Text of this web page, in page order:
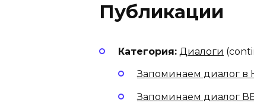
Публикации
Категория: Диалоги
Запоминаем диалог в
Запоминаем диалог